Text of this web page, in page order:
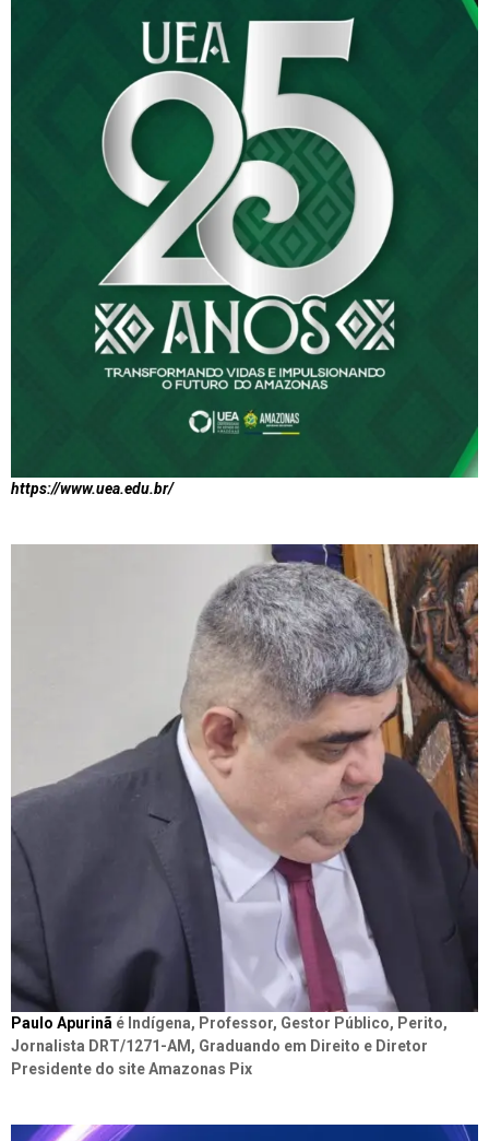
https://www.uea.edu.br/
Paulo Apurinã é Indígena, Professor, Gestor Público, Perito,
Jornalista DRT/1271-AM, Graduando em Direito e Diretor
Presidente do site Amazonas Pix